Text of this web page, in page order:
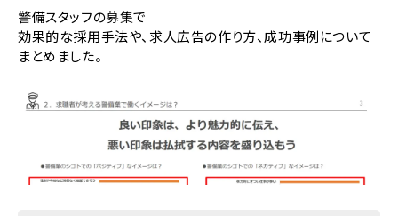
警備スタッフの募集で
効果的な採用手法や、求人広告の作り方、成功事例について
まとめました。